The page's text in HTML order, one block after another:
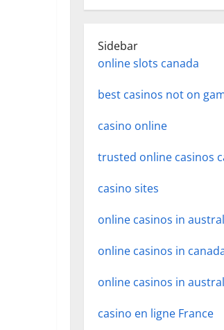
Sidebar
online slots canada
best casinos not on
casino online
trusted online casinos
casino sites
online casinos in
online casinos in
online casinos in
casino en ligne France